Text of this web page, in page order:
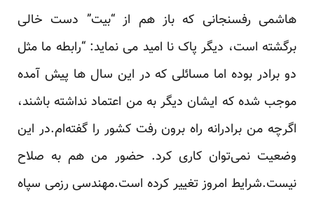
هاشمی رفسنجانی که باز هم از “بیت” دست خالی
برگشته است، دیگر پاک نا امید می نماید: “رابطه ما مثل
دو برادر بوده اما مسائلی که در این سال ها پیش آمده
موجب شده که ایشان دیگر به من اعتماد نداشته باشند،
اگرچه من برادرانه راه برون رفت کشور را گفته‌ام.در این
وضعیت نمی‌توان کاری کرد. حضور من هم به صلاح
نیست.شرایط امروز تغییر کرده است.مهندسی رزمی سپاه